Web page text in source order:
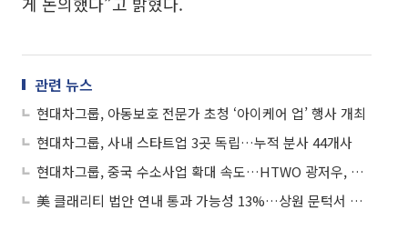
관련 뉴스
현대차그룹, 아동보호 전문가 초청 ‘아이케어 업’ 행사 개최
현대차그룹, 사내 스타트업 3곳 독립…누적 분사 44개사
현대차그룹, 중국 수소사업 확대 속도…HTWO 광저우, 수소산업 포럼 참가
美 클래리티 법안 연내 통과 가능성 13%…상원 문턱서 제동